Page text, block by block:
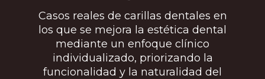
Casos reales de carillas dentales en
los que se mejora la estética dental
mediante un enfoque clínico
individualizado, priorizando la
funcionalidad y la naturalidad del